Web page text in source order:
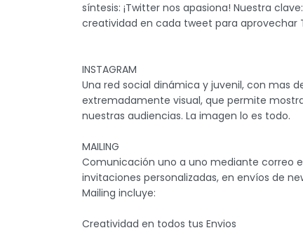
síntesis: ¡Twitter nos apasiona! Nuestra
creatividad en cada tweet para aprovechar
INSTAGRAM
Una red social dinámica y juvenil, con mas
extremadamente visual, que permite
nuestras audiencias. La imagen lo es todo.
MAILING
Comunicación uno a uno mediante correo
invitaciones personalizadas, en envíos de
Mailing incluye:
Creatividad en todos tus Envios